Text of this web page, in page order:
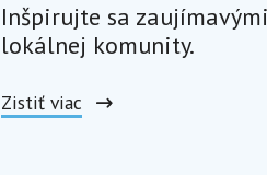
Inšpirujte sa
lokálnej komunity.
Zistiť viac